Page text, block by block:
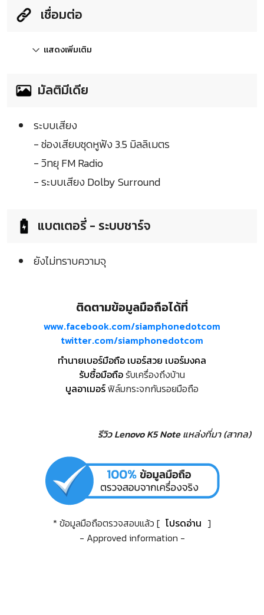
เชื่อมต่อ
แสดงเพิ่มเติม
มัลติมีเดีย
ระบบเสียง
- ช่องเสียบชุดหูฟัง 3.5 มิลลิเมตร
- วิทยุ FM Radio
- ระบบเสียง Dolby Surround
แบตเตอรี่ - ระบบชาร์จ
ยังไม่ทราบความจุ
ติดตามข้อมูลมือถือได้ที่
www.facebook.com/siamphonedotcom
twitter.com/siamphonedotcom
ทำนายเบอร์มือถือ เบอร์สวย เบอร์มงคล
รับซื้อมือถือรับเครื่องถึงบ้าน
บูลอาเมอร์ฟิล์มกระจกกันรอยมือถือ
รีวิว Lenovo K5 Note แหล่งที่มา (สากล)
* ข้อมูลมือถือตรวจสอบแล้ว [ โปรดอ่าน ]
- Approved information -